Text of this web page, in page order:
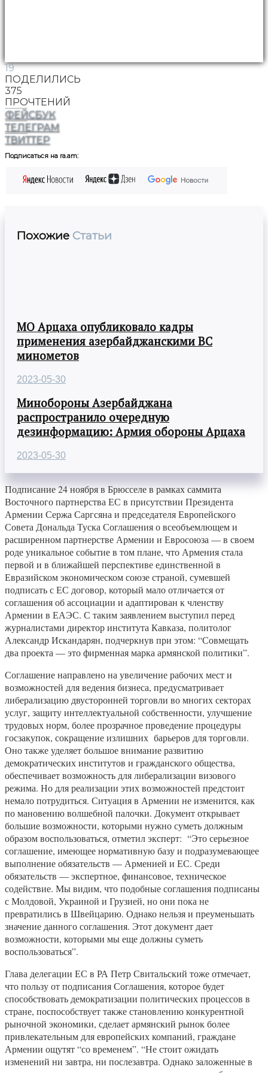
19
ПОДЕЛИЛИСЬ
375
ПРОЧТЕНИЙ
ФЕЙСБУК
ТЕЛЕГРАМ
ТВИТТЕР
Подписаться на ra.am:
Похожие Статьи
МО Арцаха опубликовало кадры
применения азербайджанскими ВС
минометов
2023-05-30
Минобороны Азербайджана
распространило очередную
дезинформацию: Армия обороны Арцаха
2023-05-30
Подписание 24 ноября в Брюсселе в рамках саммита
Восточного партнерства ЕС в присутствии Президента
Армении Сержа Саргсяна и председателя Европейского
Совета Дональда Туска Соглашения о всеобъемлющем и
расширенном партнерстве Армении и Евросоюза — в своем
роде уникальное событие в том плане, что Армения стала
первой и в ближайшей перспективе единственной в
Евразийском экономическом союзе страной, сумевшей
подписать с ЕС договор, который мало отличается от
соглашения об ассоциации и адаптирован к членству
Армении в ЕАЭС. С таким заявлением выступил перед
журналистами директор института Кавказа, политолог
Александр Искандарян, подчеркнув при этом: “Совмещать
два проекта — это фирменная марка армянской политики”.
Соглашение направлено на увеличение рабочих мест и
возможностей для ведения бизнеса, предусматривает
либерализацию двусторонней торговли во многих секторах
услуг, защиту интеллектуальной собственности, улучшение
трудовых норм, более прозрачное проведение процедуры
госзакупок, сокращение излишних барьеров для торговли.
Оно также уделяет большое внимание развитию
демократических институтов и гражданского общества,
обеспечивает возможность для либерализации визового
режима. Но для реализации этих возможностей предстоит
немало потрудиться. Ситуация в Армении не изменится, как
по мановению волшебной палочки. Документ открывает
большие возможности, которыми нужно суметь должным
образом воспользоваться, отметил эксперт: “Это серьезное
соглашение, имеющее нормативную базу и подразумевающее
выполнение обязательств — Арменией и ЕС. Среди
обязательств — экспертное, финансовое, техническое
содействие. Мы видим, что подобные соглашения подписаны
с Молдовой, Украиной и Грузией, но они пока не
превратились в Швейцарию. Однако нельзя и преуменьшать
значение данного соглашения. Этот документ дает
возможности, которыми мы еще должны суметь
воспользоваться”.
Глава делегации ЕС в РА Петр Свитальский тоже отмечает,
что пользу от подписания Соглашения, которое будет
способствовать демократизации политических процессов в
стране, поспособствует также становлению конкурентной
рыночной экономики, сделает армянский рынок более
привлекательным для европейских компаний, граждане
Армении ощутят “со временем”. “Не стоит ожидать
изменений ни завтра, ни послезавтра. Однако заложенные в